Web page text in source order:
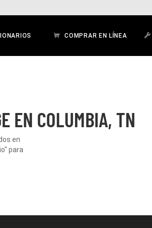
COMPRAR EN LÍNEA
EN COLUMBIA, TN
en
para